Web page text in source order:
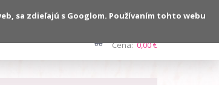
Cena:0,00 €
sa zdieľajú s Googlom. Používaním tohto webu